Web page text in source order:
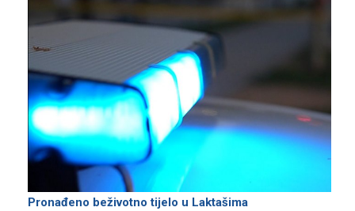
Pronađeno beživotno tijelo u Laktašima